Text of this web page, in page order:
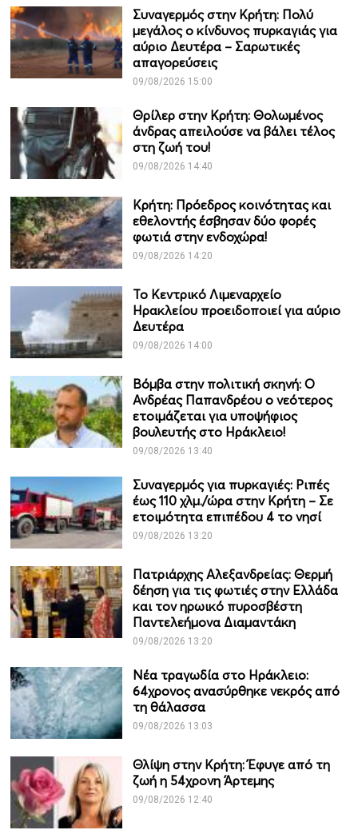
Συναγερμός στην Κρήτη: Πολύ
μεγάλος ο κίνδυνος πυρκαγιάς για
αύριο Δευτέρα – Σαρωτικές
απαγορεύσεις
09/08/2026 15:00
Θρίλερ στην Κρήτη: Θολωμένος
άνδρας απειλούσε να βάλει τέλος
στη ζωή του!
09/08/2026 14:40
Κρήτη: Πρόεδρος κοινότητας και
εθελοντής έσβησαν δύο φορές
φωτιά στην ενδοχώρα!
09/08/2026 14:20
Το Κεντρικό Λιμεναρχείο
Ηρακλείου προειδοποιεί για αύριο
Δευτέρα
09/08/2026 14:00
Βόμβα στην πολιτική σκηνή: Ο
Ανδρέας Παπανδρέου ο νεότερος
ετοιμάζεται για υποψήφιος
βουλευτής στο Ηράκλειο!
09/08/2026 13:40
Συναγερμός για πυρκαγιές: Ριπές
έως 110 χλμ./ώρα στην Κρήτη – Σε
ετοιμότητα επιπέδου 4 το νησί
09/08/2026 13:20
Πατριάρχης Αλεξανδρείας: Θερμή
δέηση για τις φωτιές στην Ελλάδα
και τον ηρωικό πυροσβέστη
Παντελεήμονα Διαμαντάκη
09/08/2026 13:20
Νέα τραγωδία στο Ηράκλειο:
64χρονος ανασύρθηκε νεκρός από
τη θάλασσα
09/08/2026 13:03
Θλίψη στην Κρήτη: Έφυγε από τη
ζωή η 54χρονη Άρτεμης
09/08/2026 12:40